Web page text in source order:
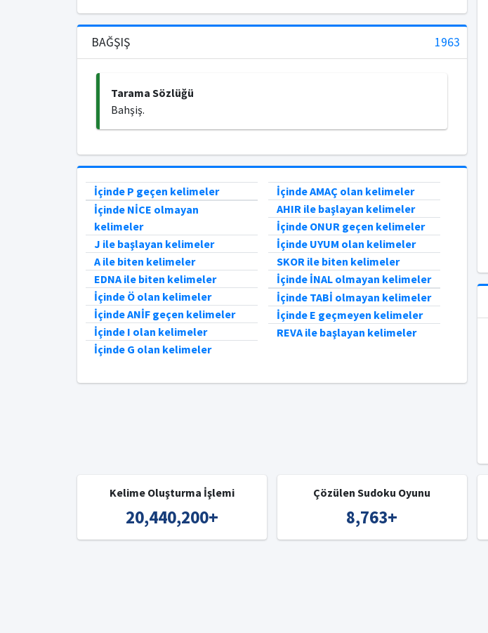
BAĞŞIŞ 1963
Tarama Sözlüğü
Bahşiş.
İçinde P geçen kelimeler
İçinde NİCE olmayan
kelimeler
J ile başlayan kelimeler
A ile biten kelimeler
EDNA ile biten kelimeler
İçinde Ö olan kelimeler
İçinde ANİF geçen kelimeler
İçinde I olan kelimeler
İçinde G olan kelimeler
İçinde AMAÇ olan kelimeler
AHIR ile başlayan kelimeler
İçinde ONUR geçen kelimeler
İçinde UYUM olan kelimeler
SKOR ile biten kelimeler
İçinde İNAL olmayan kelimeler
İçinde TABİ olmayan kelimeler
İçinde E geçmeyen kelimeler
REVA ile başlayan kelimeler
Kelime Oluşturma İşlemi
20,440,200+
Çözülen Sudoku Oyunu
8,763+